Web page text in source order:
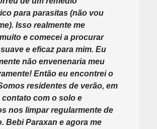
para parasitas (não vou
Isso realmente me
e comecei a procurar
e eficaz para mim. Eu
não envenenaria meu
Então eu encontrei o
residentes de verão, em
com o solo e
nos limpar regularmente de
Bebi Paraxan e agora me